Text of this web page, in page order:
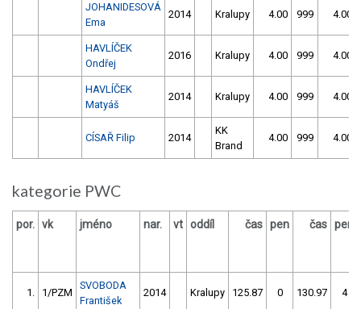
JOHANIDESOVÁ
Ema
2014 Kralupy 4.00 999 4.00
HAVLÍČEK
Ondřej
2016 Kralupy 4.00 999 4.00
HAVLÍČEK
Matyáš
2014 Kralupy 4.00 999 4.00
CÍSAŘ Filip 2014
KK
Brand
4.00 999 4.00
kategorie PWC
por. vk jméno nar. vt oddíl čas pen čas pen
1. 1/PZM
SVOBODA
František
2014 Kralupy 125.87 0 130.97 4